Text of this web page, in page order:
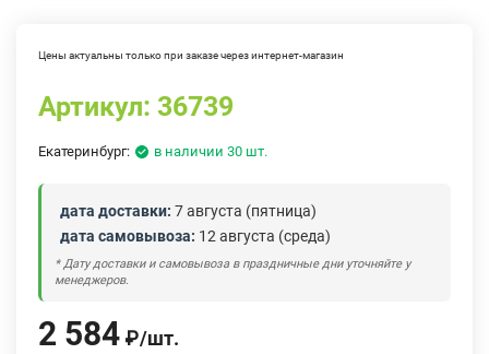
Цены актуальны только при заказе через интернет-магазин
Артикул: 36739
Екатеринбург: в наличии 30 шт.
дата доставки: 7 августа (пятница)
дата самовывоза: 12 августа (среда)
* Дату доставки и самовывоза в праздничные дни уточняйте у
менеджеров.
2 584 ₽/шт.